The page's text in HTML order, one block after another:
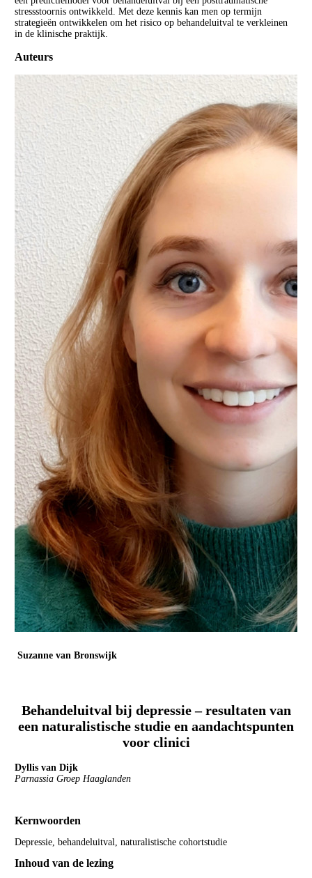
stressstoornis ontwikkeld. Met deze kennis kan men op termijn
strategieën ontwikkelen om het risico op behandeluitval te verkleinen
in de klinische praktijk.
Auteurs
Suzanne van Bronswijk
Behandeluitval bij depressie – resultaten van
een naturalistische studie en aandachtspunten
voor clinici
Dyllis van Dijk
Parnassia Groep Haaglanden
Kernwoorden
Depressie, behandeluitval, naturalistische cohortstudie
Inhoud van de lezing